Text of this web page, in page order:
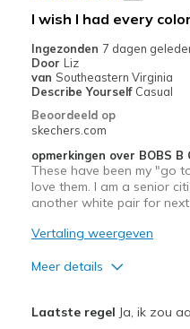
I wish I had every
Ingezonden 7 dagen
Door Liz
van Southeastern Virginia
Describe Yourself Casual
Beoordeeld op
skechers.com
opmerkingen over BOBS B
These have been my "go
love them. I am a senior
another white pair for
Vertaling weergeven
Meer details
Laatste regel Ja, ik zou